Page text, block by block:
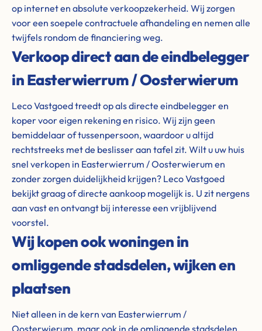
op internet en absolute verkoopzekerheid. Wij zorgen
voor een soepele contractuele afhandeling en nemen alle
twijfels rondom de financiering weg.
Verkoop direct aan de eindbelegger
in Easterwierrum / Oosterwierum
Leco Vastgoed treedt op als directe eindbelegger en
koper voor eigen rekening en risico. Wij zijn geen
bemiddelaar of tussenpersoon, waardoor u altijd
rechtstreeks met de beslisser aan tafel zit. Wilt u uw huis
snel verkopen in Easterwierrum / Oosterwierum en
zonder zorgen duidelijkheid krijgen? Leco Vastgoed
bekijkt graag of directe aankoop mogelijk is. U zit nergens
aan vast en ontvangt bij interesse een vrijblijvend
voorstel.
Wij kopen ook woningen in
omliggende stadsdelen, wijken en
plaatsen
Niet alleen in de kern van Easterwierrum /
Oosterwierum, maar ook in de omliggende stadsdelen,